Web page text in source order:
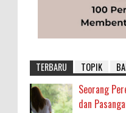
TERBARU TOPIK
Seorang
dan